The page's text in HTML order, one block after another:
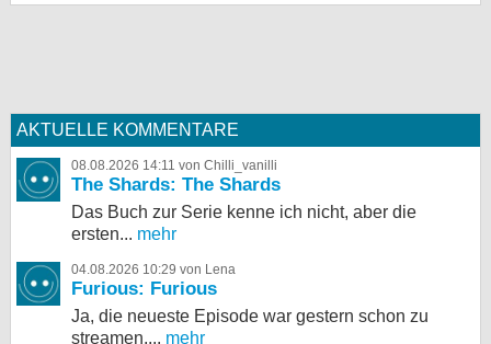
AKTUELLE KOMMENTARE
08.08.2026 14:11 von Chilli_vanilli
The Shards: The Shards
Das Buch zur Serie kenne ich nicht, aber die
ersten... mehr
04.08.2026 10:29 von Lena
Furious: Furious
Ja, die neueste Episode war gestern schon zu
streamen,... mehr